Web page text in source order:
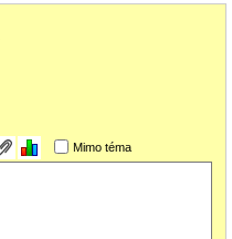
Mimo téma